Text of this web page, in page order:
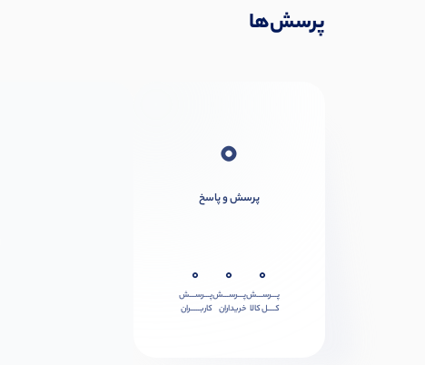
پرسش‌ها
0
پرسش و پاسخ
0
پـــرســـش
کــــل کالا
0
پـــرســـش
خریداران
0
پـــرســـش
کاربـــــران